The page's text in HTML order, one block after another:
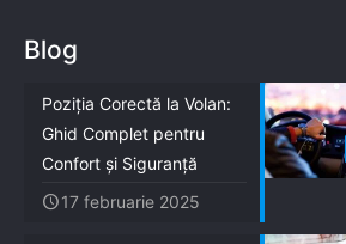
Blog
Poziția Corectă la Volan:
Ghid Complet pentru
Confort și Siguranță
17 februarie 2025